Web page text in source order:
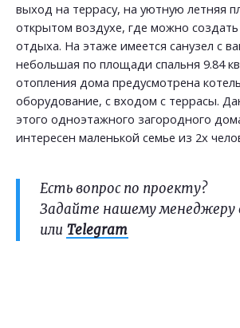
выход на террасу, на уютную летняя
открытом воздухе, где можно
отдыха. На этаже имеется санузел с
небольшая по площади спальня 9.84
отопления дома предусмотрена
оборудование, с входом с террасы.
этого одноэтажного загородного
интересен маленькой семье из 2х
Есть вопрос по проекту?
Задайте нашему менеджеру
или Telegram